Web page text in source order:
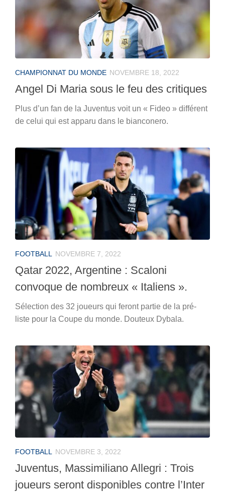
CHAMPIONNAT DU MONDE NOVEMBRE 18, 2022
Angel Di Maria sous le feu des critiques
Plus d’un fan de la Juventus voit un « Fideo » différent
de celui qui est apparu dans le bianconero.
FOOTBALL NOVEMBRE 7, 2022
Qatar 2022, Argentine : Scaloni
convoque de nombreux « Italiens ».
Sélection des 32 joueurs qui feront partie de la pré-
liste pour la Coupe du monde. Douteux Dybala.
FOOTBALL NOVEMBRE 3, 2022
Juventus, Massimiliano Allegri : Trois
joueurs seront disponibles contre l’Inter